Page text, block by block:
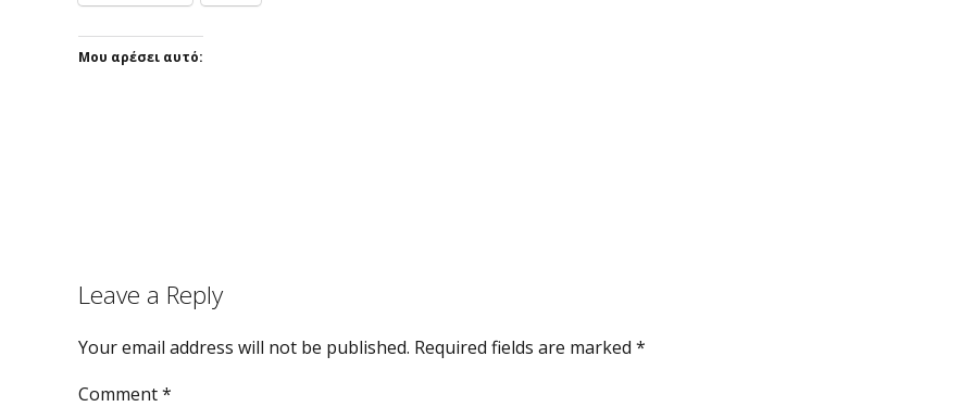
Μου αρέσει αυτό:
Leave a Reply
Your email address will not be published. Required fields are marked *
Comment*